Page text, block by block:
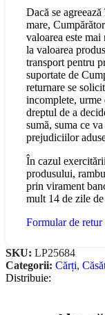
Dacă se
mare,
valoarea este
la valoarea
transport pentru
suportate de
returnare se
incomplete,
dreptul de a
sumă, suma ce
prejudiciilor
În cazul
produsului,
prin virament
mult 14 de zile
Formular de retur
SKU: LP25684
Categorii: Cărți,
Distribuie: